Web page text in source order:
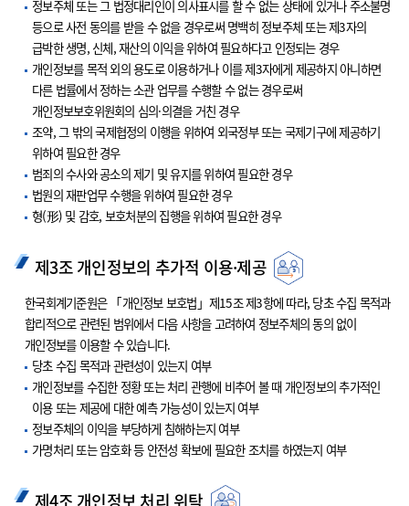
정보주체 또는 그 법정대리인이 의사표시를 할 수 없는 상태에 있거나 주소불명
등으로 사전 동의를 받을 수 없을 경우로써 명백히 정보주체 또는 제3자의
급박한 생명, 신체, 재산의 이익을 위하여 필요하다고 인정되는 경우
개인정보를 목적 외의 용도로 이용하거나 이를 제3자에게 제공하지 아니하면
다른 법률에서 정하는 소관 업무를 수행할 수 없는 경우로써
개인정보보호위원회의 심의·의결을 거친 경우
조약, 그 밖의 국제협정의 이행을 위하여 외국정부 또는 국제기구에 제공하기
위하여 필요한 경우
범죄의 수사와 공소의 제기 및 유지를 위하여 필요한 경우
법원의 재판업무 수행을 위하여 필요한 경우
형(形) 및 감호, 보호처분의 집행을 위하여 필요한 경우
제3조 개인정보의 추가적 이용·제공
한국회계기준원은 「개인정보 보호법」제15조 제3항에 따라, 당초 수집 목적과
합리적으로 관련된 범위에서 다음 사항을 고려하여 정보주체의 동의 없이
개인정보를 이용할 수 있습니다.
당초 수집 목적과 관련성이 있는지 여부
개인정보를 수집한 정황 또는 처리 관행에 비추어 볼 때 개인정보의 추가적인
이용 또는 제공에 대한 예측 가능성이 있는지 여부
정보주체의 이익을 부당하게 침해하는지 여부
가명처리 또는 암호화 등 안전성 확보에 필요한 조치를 하였는지 여부